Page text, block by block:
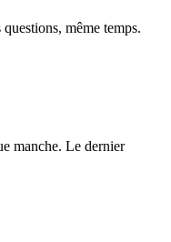
même temps.
manche. Le dernier